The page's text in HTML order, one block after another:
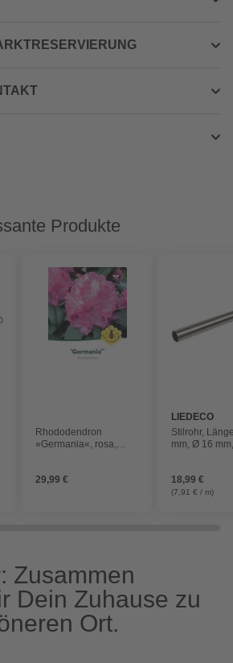
Produkte
Rhododendron
»Germania«, rosa,
29,99 €
LIEDECO
Stilrohr,
mm, Ø 16
18,99 €
(7,91 € / m)
Zusammen
Dein Zuhause zu
Ort.